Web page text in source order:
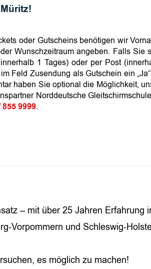
oder Gutscheins benötigen wir
Wunschzeitraum angeben. Falls
1 Tages) oder per Post
Feld Zusendung als Gutschein ein
haben Sie optional die Möglichkeit,
Norddeutsche
855 9999.
– mit über 25 Jahren Erfahrung
Vorpommern und Schleswig-
es möglich zu machen!